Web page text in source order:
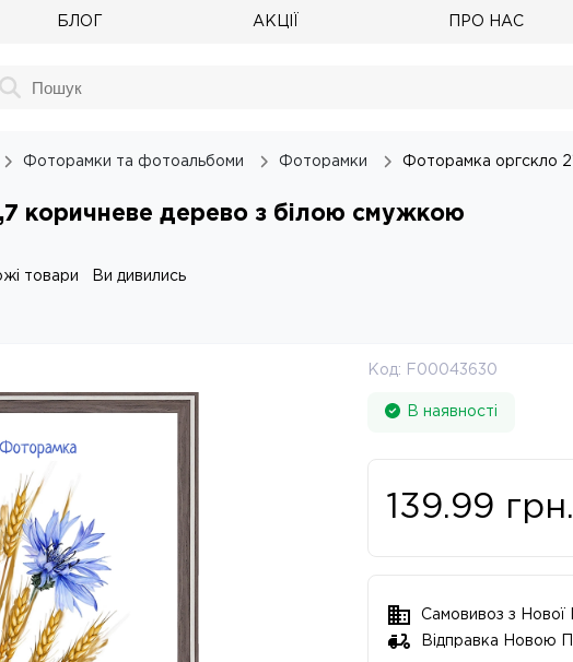
БЛОГ АКЦІЇ ПРО НАС
Фоторамки та фотоальбоми Фоторамки Фоторамка оргскло
коричневе дерево з білою смужкою
товари Ви дивились
Код: F00043630
В наявності
139.99 грн.
Самовивоз з
Відправка Новою